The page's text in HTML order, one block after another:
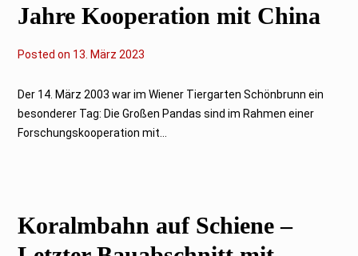
JahreKooperation mit China
Posted on 1
M
r
z
13. März 2023
Der 14. März 2003 war im Wiener Tiergarten Schönbrunn ein
besonderer Tag: Die Großen Pandas sind im Rahmen einer
Forschungskooperation mit...
Koralmbahn auf Schiene –